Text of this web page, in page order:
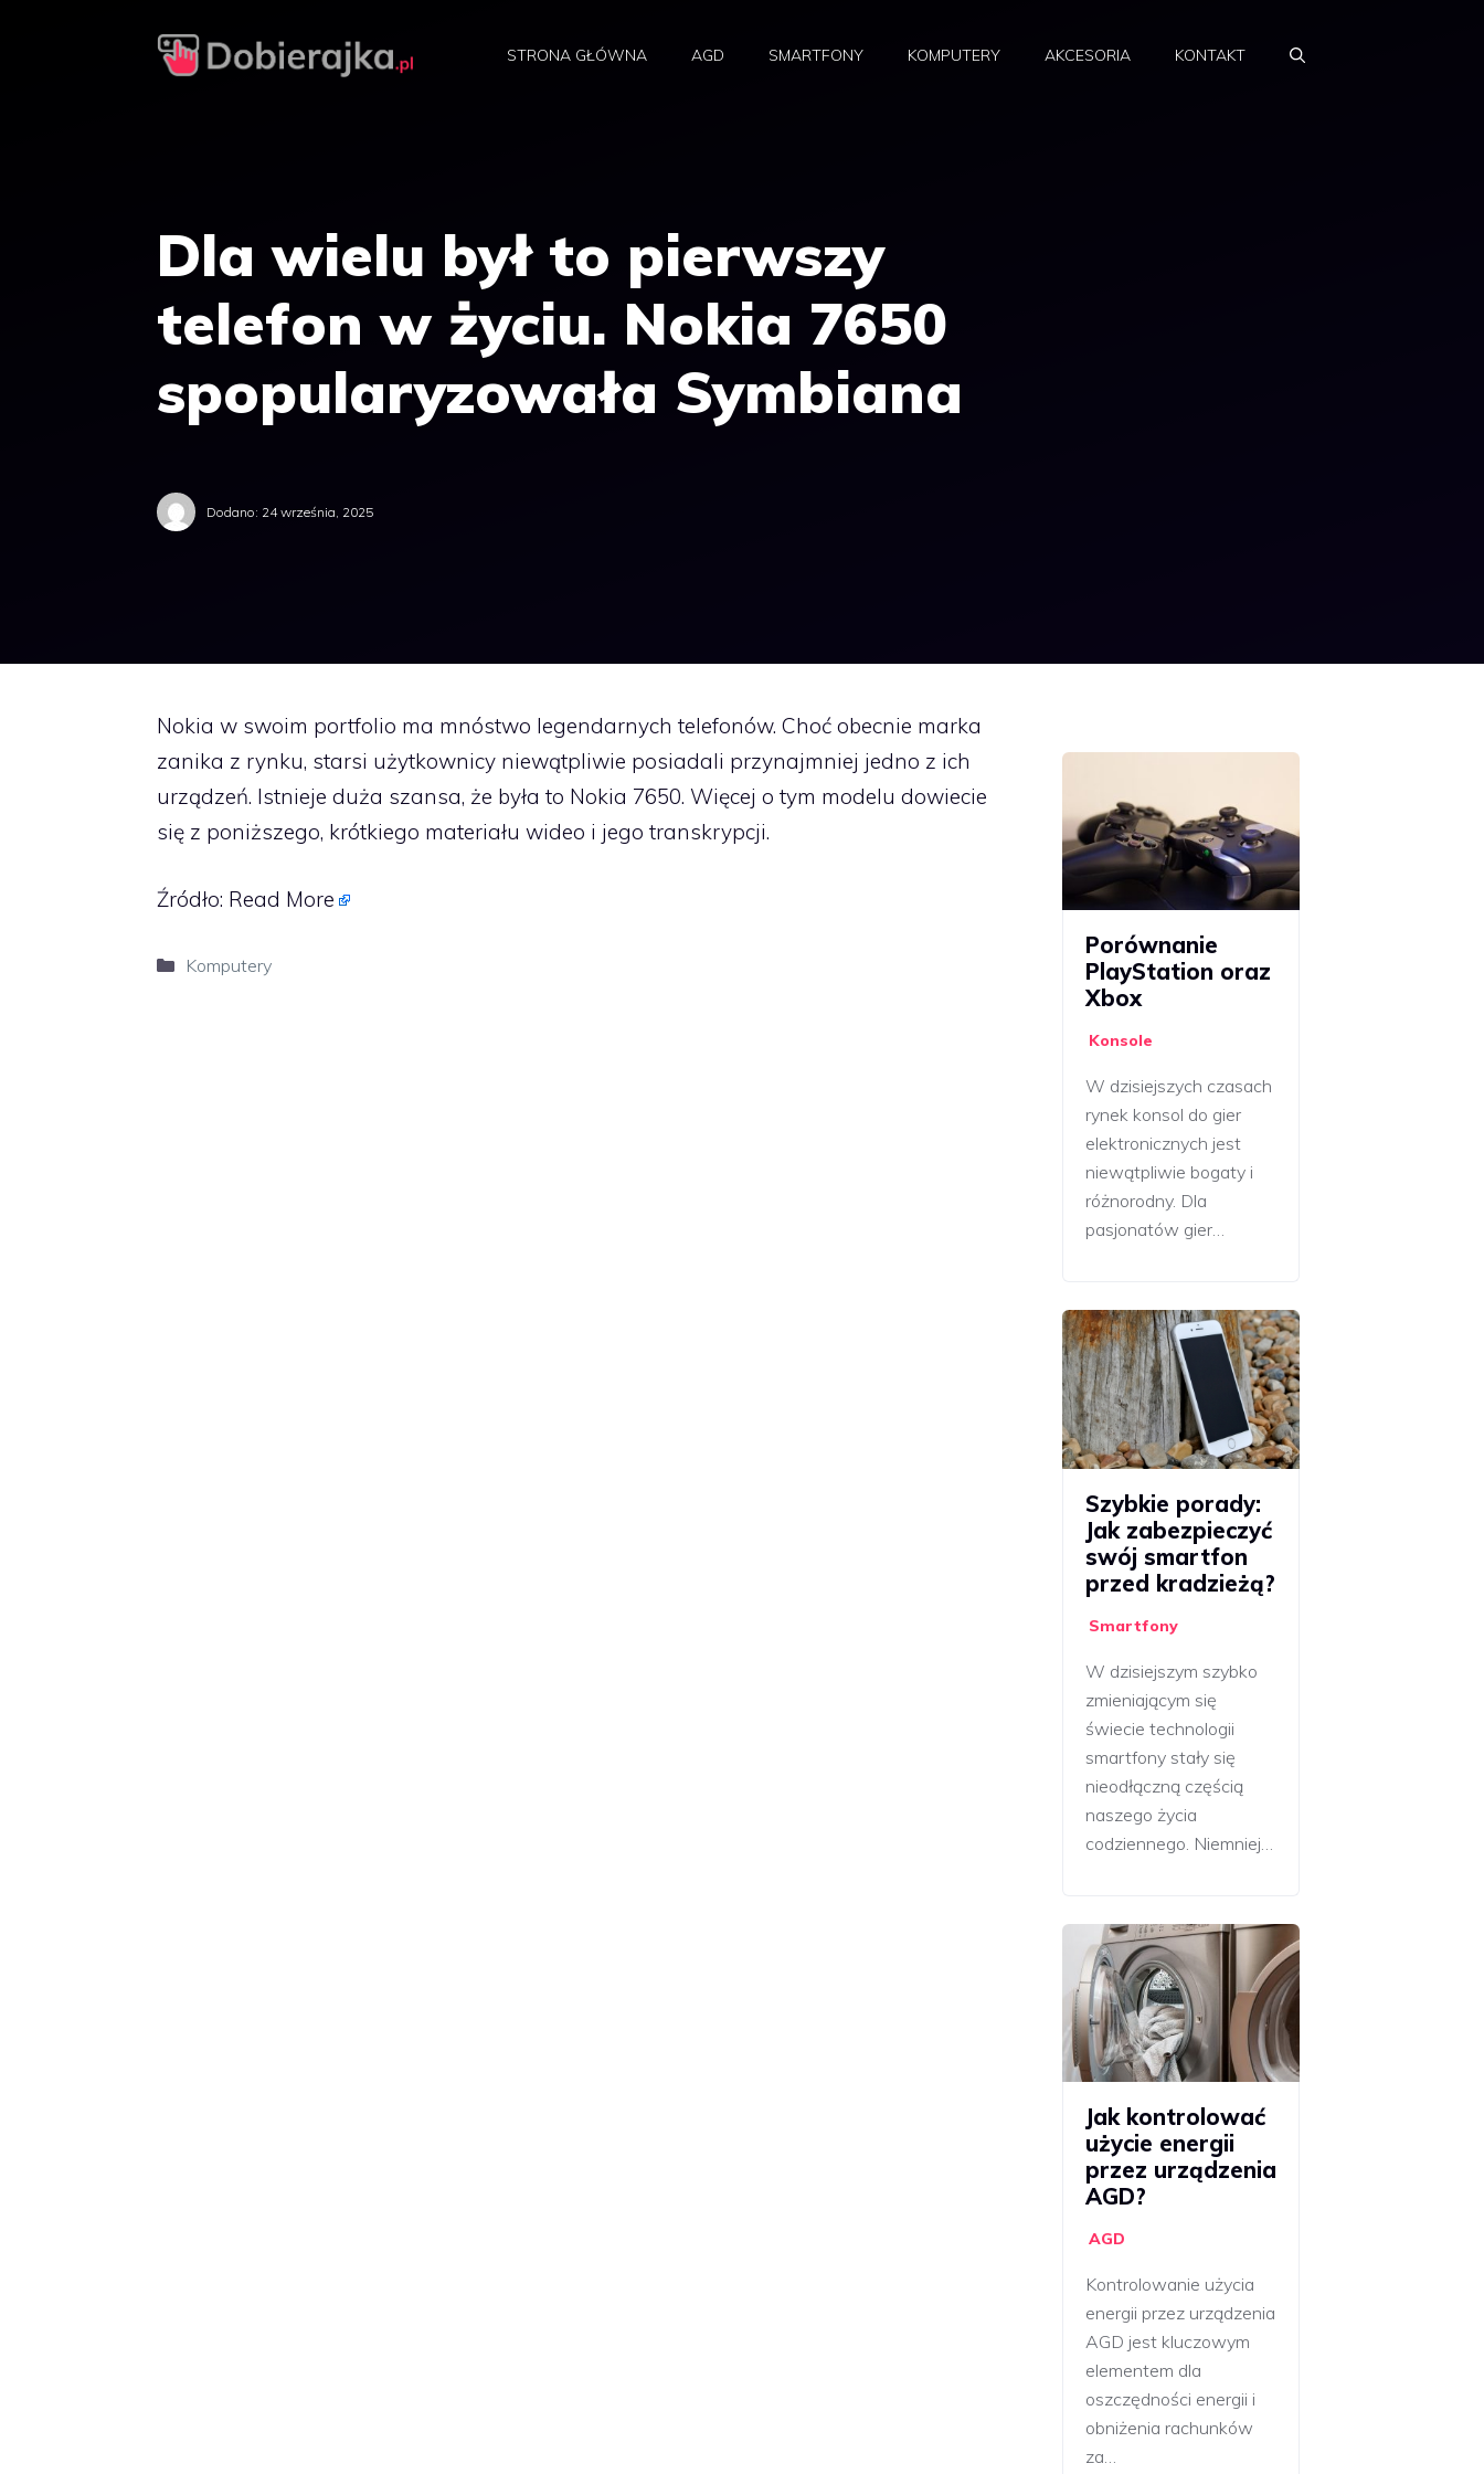
STRONA GŁÓWNA AGD SMARTFONY KOMPUTERY AKCESORIA KONTAKT
Dla wielu był to pierwszy
telefon w życiu. Nokia 7650
spopularyzowała Symbiana
Dodano: 24 września, 2025
Nokia w swoim portfolio ma mnóstwo legendarnych telefonów. Choć obecnie marka
zanika z rynku, starsi użytkownicy niewątpliwie posiadali przynajmniej jedno z ich
urządzeń. Istnieje duża szansa, że była to Nokia 7650. Więcej o tym modelu dowiecie
się z poniższego, krótkiego materiału wideo i jego transkrypcji.
Źródło: Read More
Kategorie
Komputery
Porównanie
PlayStation oraz
Xbox
Konsole
W dzisiejszych czasach
rynek konsol do gier
elektronicznych jest
niewątpliwie bogaty i
różnorodny. Dla
pasjonatów gier…
Szybkie porady:
Jak zabezpieczyć
swój smartfon
przed kradzieżą?
Smartfony
W dzisiejszym szybko
zmieniającym się
świecie technologii
smartfony stały się
nieodłączną częścią
naszego życia
codziennego. Niemniej…
Jak kontrolować
użycie energii
przez urządzenia
AGD?
AGD
Kontrolowanie użycia
energii przez urządzenia
AGD jest kluczowym
elementem dla
oszczędności energii i
obniżenia rachunków
za…